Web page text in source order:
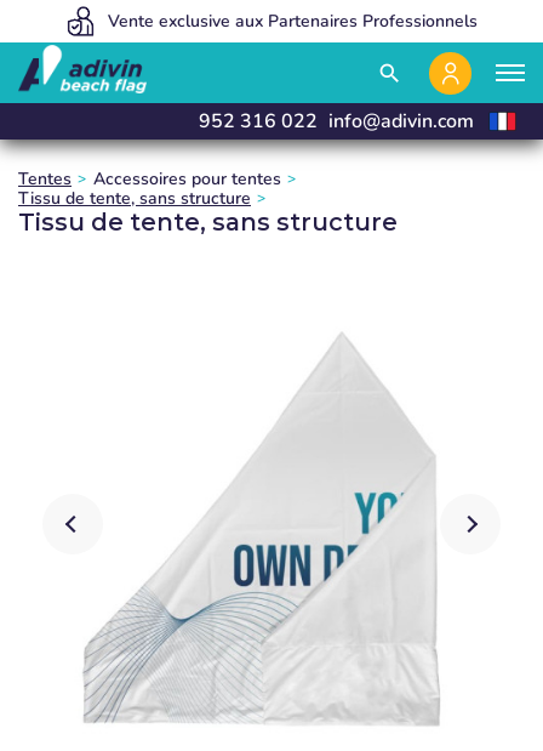
Nous fabriquons et livrons en 24 heures
Vente exclusive aux Partenaires Professionnels
Des prix avantageux grâce à une vente 100% en ligne.
search
952 316 022 info@adivin.com
Tentes
Accessoires pour tentes
Tissu de tente, sans structure
Tissu de tente, sans structure